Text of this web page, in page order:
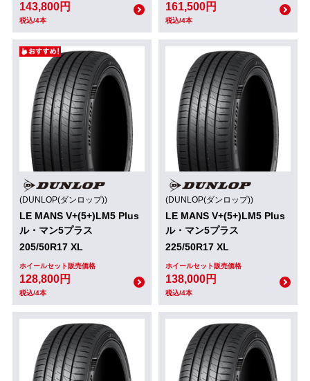
143,800円
税込/4本
161,500円
税込/4本
(DUNLOP(ダンロップ))
LE MANS V+(5+)LM5 Plus
ル・マン5プラス
205/50R17 XL
ホイールセット販売価格
128,800円
税込/4本
(DUNLOP(ダンロップ))
LE MANS V+(5+)LM5 Plus
ル・マン5プラス
225/50R17 XL
ホイールセット販売価格
138,000円
税込/4本